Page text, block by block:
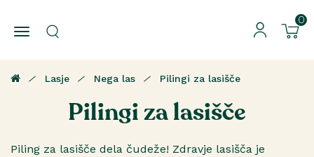
0
Lasje Nega las Pilingi za lasišče
Pilingi za lasišče
Piling za lasišče dela čudeže! Zdravje lasišča je